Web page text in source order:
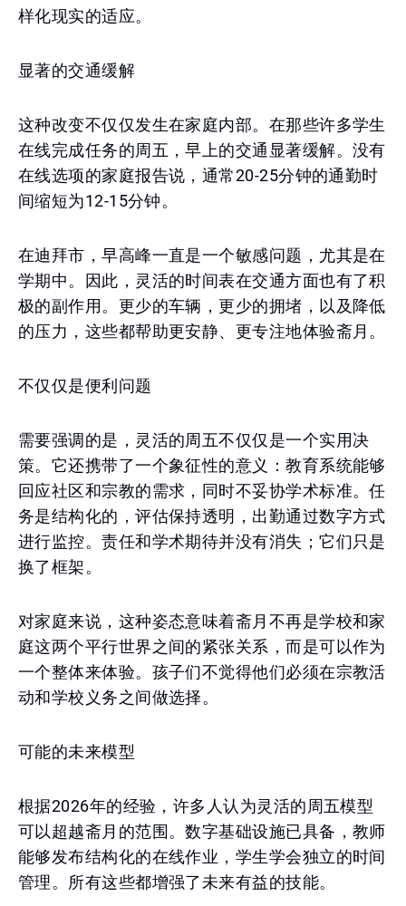
样化现实的适应。
显著的交通缓解
这种改变不仅仅发生在家庭内部。在那些许多学生
在线完成任务的周五，早上的交通显著缓解。没有
在线选项的家庭报告说，通常20-25分钟的通勤时
间缩短为12-15分钟。
在迪拜市，早高峰一直是一个敏感问题，尤其是在
学期中。因此，灵活的时间表在交通方面也有了积
极的副作用。更少的车辆，更少的拥堵，以及降低
的压力，这些都帮助更安静、更专注地体验斋月。
不仅仅是便利问题
需要强调的是，灵活的周五不仅仅是一个实用决
策。它还携带了一个象征性的意义：教育系统能够
回应社区和宗教的需求，同时不妥协学术标准。任
务是结构化的，评估保持透明，出勤通过数字方式
进行监控。责任和学术期待并没有消失；它们只是
换了框架。
对家庭来说，这种姿态意味着斋月不再是学校和家
庭这两个平行世界之间的紧张关系，而是可以作为
一个整体来体验。孩子们不觉得他们必须在宗教活
动和学校义务之间做选择。
可能的未来模型
根据2026年的经验，许多人认为灵活的周五模型
可以超越斋月的范围。数字基础设施已具备，教师
能够发布结构化的在线作业，学生学会独立的时间
管理。所有这些都增强了未来有益的技能。